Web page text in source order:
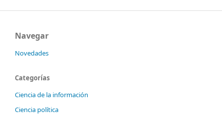
Navegar
Novedades
Categorías
Ciencia de la información
Ciencia política